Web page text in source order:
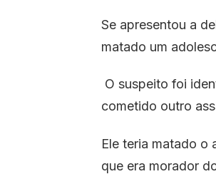
Se apresentou a
matado um
O suspeito foi
cometido outro
Ele teria matado o
que era morador